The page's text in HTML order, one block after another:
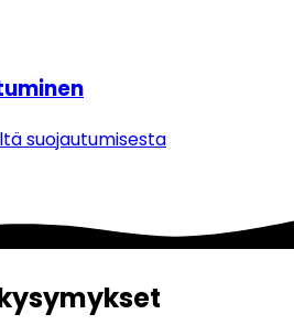
suojautumisesta